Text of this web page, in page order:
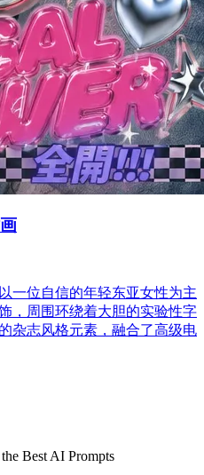
一位自信的年轻东亚女性为主
，周围环绕着大胆的实验性字
杂志风格元素，融合了高级电
Best AI Prompts